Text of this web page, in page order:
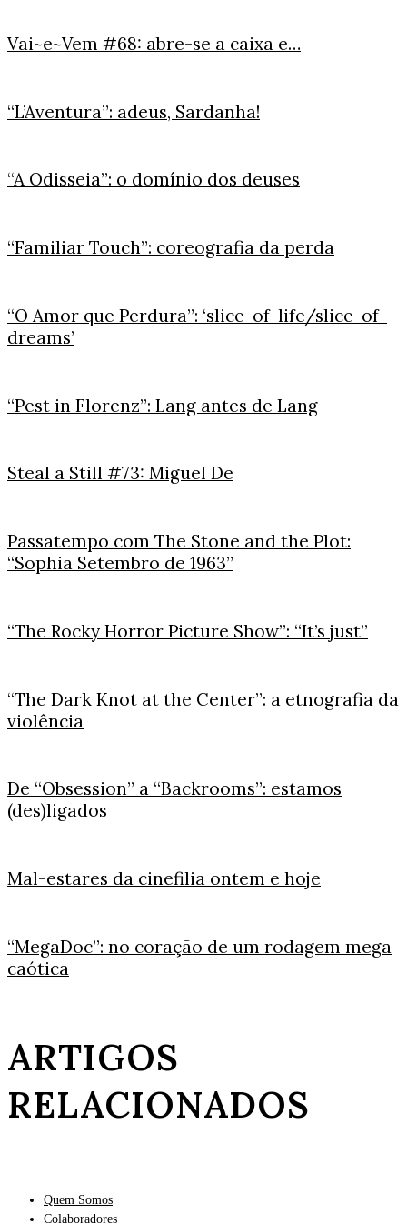
Vai~e~Vem #68: abre-se a caixa e…
“L’Aventura”: adeus, Sardanha!
“A Odisseia”: o domínio dos deuses
“Familiar Touch”: coreografia da perda
“O Amor que Perdura”: ‘slice-of-life/slice-of-
dreams’
“Pest in Florenz”: Lang antes de Lang
Steal a Still #73: Miguel De
Passatempo com The Stone and the Plot:
“Sophia Setembro de 1963”
“The Rocky Horror Picture Show”: “It’s just”
“The Dark Knot at the Center”: a etnografia da
violência
De “Obsession” a “Backrooms”: estamos
(des)ligados
Mal-estares da cinefilia ontem e hoje
“MegaDoc”: no coração de um rodagem mega
caótica
ARTIGOS
RELACIONADOS
Quem Somos
Colaboradores